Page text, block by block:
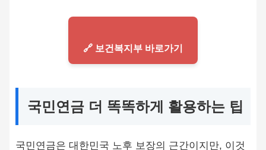
🔗 보건복지부 바로가기
국민연금 더 똑똑하게 활용하는 팁
국민연금은 대한민국 노후 보장의 근간이지만, 이것